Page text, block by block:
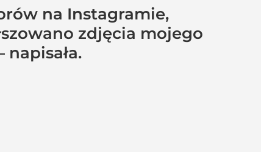
na Instagramie,
zdjęcia mojego